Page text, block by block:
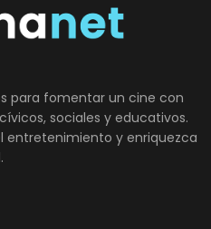
para fomentar un cine con
sociales y educativos.
entretenimiento y enriquezca